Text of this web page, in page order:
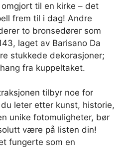
til en kirke – det
frem til i dag! Andre
to bronsedører som
laget av Barisano Da
stukkede dekorasjoner;
fra kuppeltaket.
tilbyr noe for
leter etter kunst, historie,
unike fotomuligheter, bør
være på listen din!
fungerte som en